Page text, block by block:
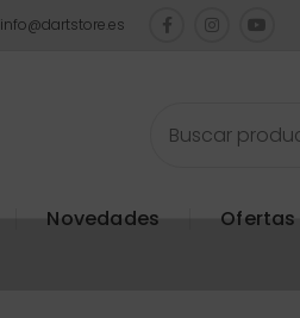
info@dartstore.es
Novedades Ofertas